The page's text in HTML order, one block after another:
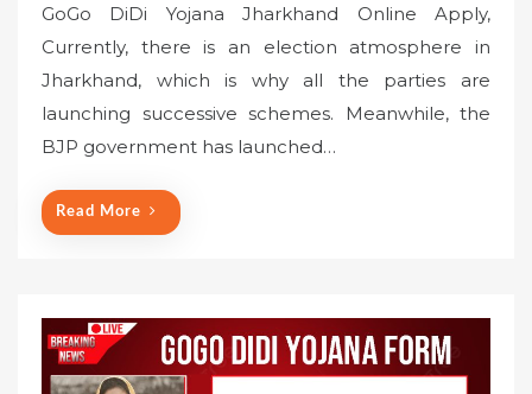
s
t
e
d
o
GoGo DiDi Yojana Jharkhand Online Apply,
Currently, there is an election atmosphere in
Jharkhand, which is why all the parties are
launching successive schemes. Meanwhile, the
BJP government has launched…
Read More